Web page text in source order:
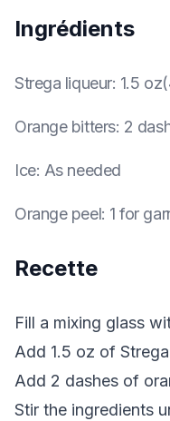
Ingrédients
Strega liqueur: 1.5
Orange bitters: 2
Ice: As needed
Orange peel: 1 for
Recette
Fill a mixing glass
Add 1.5 oz of
Add 2 dashes of
Stir the ingredients